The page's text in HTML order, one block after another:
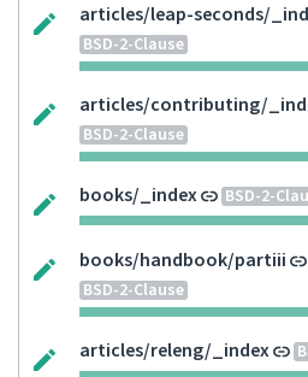
articles/leap-seconds/
BSD-2-Clause
articles/contributing/
BSD-2-Clause
books/_index BSD-2-
books/handbook/partiii
BSD-2-Clause
articles/releng/_index